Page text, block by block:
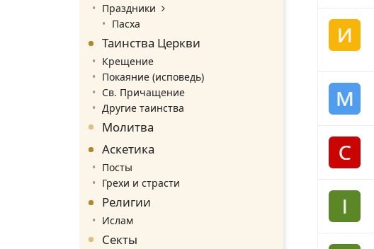
Праздники
Пасха
Таинства Церкви
Крещение
Покаяние (исповедь)
Св. Причащение
Другие таинства
Молитва
Аскетика
Посты
Грехи и страсти
Религии
Ислам
Секты